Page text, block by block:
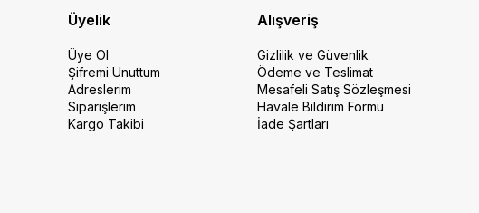
Üyelik
Üye Ol
Şifremi Unuttum
Adreslerim
Siparişlerim
Kargo Takibi
Alışveriş
Gizlilik ve Güvenlik
Ödeme ve Teslimat
Mesafeli Satış Sözleşmesi
Havale Bildirim Formu
İade Şartları